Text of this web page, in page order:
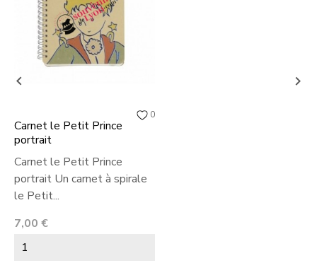
0
Carnet le Petit Prince
portrait
Carnet le Petit Prince
portrait Un carnet à spirale
le Petit...
Prix
7,00 €
 